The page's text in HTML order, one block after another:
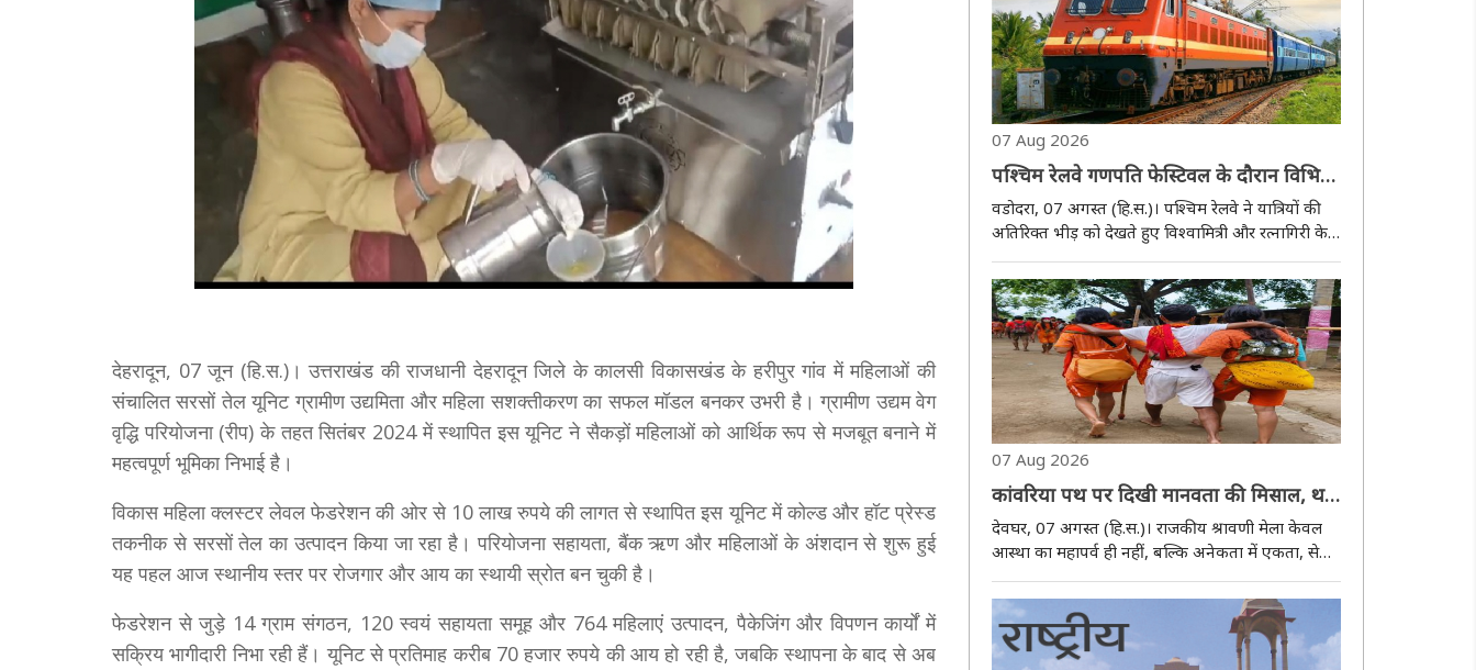
देहरादून, 07 जून (हि.स.)। उत्तराखंड की राजधानी देहरादून जिले के कालसी विकासखंड के हरीपुर गांव में महिलाओं की
संचालित सरसों तेल यूनिट ग्रामीण उद्यमिता और महिला सशक्तीकरण का सफल मॉडल बनकर उभरी है। ग्रामीण उद्यम वेग
वृद्धि परियोजना (रीप) के तहत सितंबर 2024 में स्थापित इस यूनिट ने सैकड़ों महिलाओं को आर्थिक रूप से मजबूत बनाने में
महत्वपूर्ण भूमिका निभाई है।
विकास महिला क्लस्टर लेवल फेडरेशन की ओर से 10 लाख रुपये की लागत से स्थापित इस यूनिट में कोल्ड और हॉट प्रेस्ड
तकनीक से सरसों तेल का उत्पादन किया जा रहा है। परियोजना सहायता, बैंक ऋण और महिलाओं के अंशदान से शुरू हुई
यह पहल आज स्थानीय स्तर पर रोजगार और आय का स्थायी स्रोत बन चुकी है।
फेडरेशन से जुड़े 14 ग्राम संगठन, 120 स्वयं सहायता समूह और 764 महिलाएं उत्पादन, पैकेजिंग और विपणन कार्यों में
सक्रिय भागीदारी निभा रही हैं। यूनिट से प्रतिमाह करीब 70 हजार रुपये की आय हो रही है, जबकि स्थापना के बाद से अब
07 Aug 2026
पश्चिम रेलवे गणपति फेस्टिवल के दौरान विभिन्न
गंतव्यों के लिए चलाएगी स्पेशल ट्रेनें
वडोदरा, 07 अगस्त (हि.स.)। पश्चिम रेलवे ने यात्रियों की
अतिरिक्त भीड़ को देखते हुए विश्वामित्री और रत्नागिरी के
बीच विशेष किराये पर दो स्पेशल ट्रेनों के संचालन की
घोषणा की है। इन ट्रेनों का संचालन सितंबर माह में निर्धारित
तिथियों पर किया जाएगा। दोनो..
07 Aug 2026
कांवरिया पथ पर दिखी मानवता की मिसाल, थके
डाक बम को सहारा देकर मंदिर तक पहुंचाया
देवघर, 07 अगस्त (हि.स.)। राजकीय श्रावणी मेला केवल
आस्था का महापर्व ही नहीं, बल्कि अनेकता में एकता, सेवा
और आपसी सहयोग की भावना का भी जीवंत उदाहरण
बनकर सामने आ रहा है। सुल्तानगंज से पवित्र गंगाजल
लेकर बाबा बैद्यनाथ धाम की ओर बढ़ रहे कांवरियों के ..